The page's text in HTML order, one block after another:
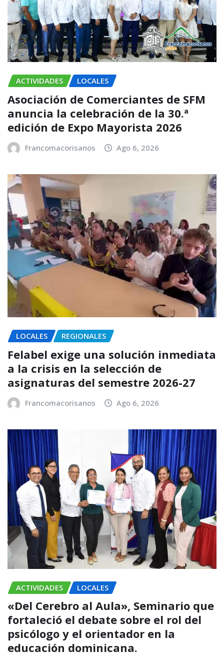
ACTIVIDADES LOCALES
Asociación de Comerciantes de SFM
anuncia la celebración de la 30.ª
edición de Expo Mayorista 2026
Francomacorisanos Ago 6, 2026
LOCALES REGIONALES
Felabel exige una solución inmediata
a la crisis en la selección de
asignaturas del semestre 2026-27
Francomacorisanos Ago 6, 2026
ACTIVIDADES LOCALES
«Del Cerebro al Aula», Seminario que
fortaleció el debate sobre el rol del
psicólogo y el orientador en la
educación dominicana.